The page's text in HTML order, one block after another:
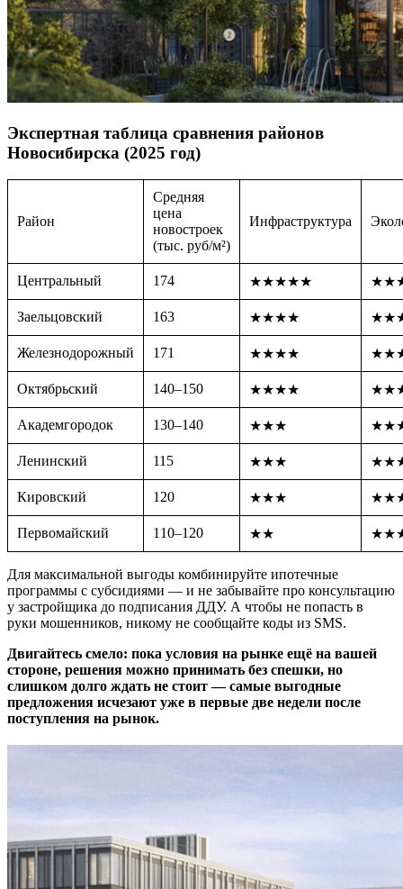
Экспертная таблица сравнения районов
Новосибирска (2025 год)
Район
Средняя
цена
новостроек
(тыс. руб/м²)
Инфраструктура
Центральный 174 ★★★★★
Заельцовский 163 ★★★★
Железнодорожный 171 ★★★★
Октябрьский 140–150 ★★★★
Академгородок 130–140 ★★★
Ленинский 115 ★★★
Кировский 120 ★★★
Первомайский 110–120 ★★
Для максимальной выгоды комбинируйте ипотечные
программы с субсидиями — и не забывайте про консультацию
у застройщика до подписания ДДУ. А чтобы не попасть в
руки мошенников, никому не сообщайте коды из SMS.
Двигайтесь смело: пока условия на рынке ещё на вашей
стороне, решения можно принимать без спешки, но
слишком долго ждать не стоит — самые выгодные
предложения исчезают уже в первые две недели после
поступления на рынок.